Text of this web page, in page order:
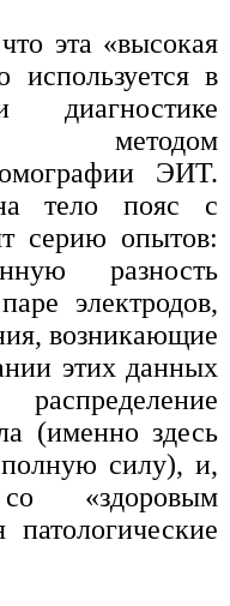
эта «высокая
используется в
методом
ЭИТ.
тело пояс с
серию опытов:
разность
электродов,
возникающие
этих данных
(именно здесь
полную силу), и,
«здоровым